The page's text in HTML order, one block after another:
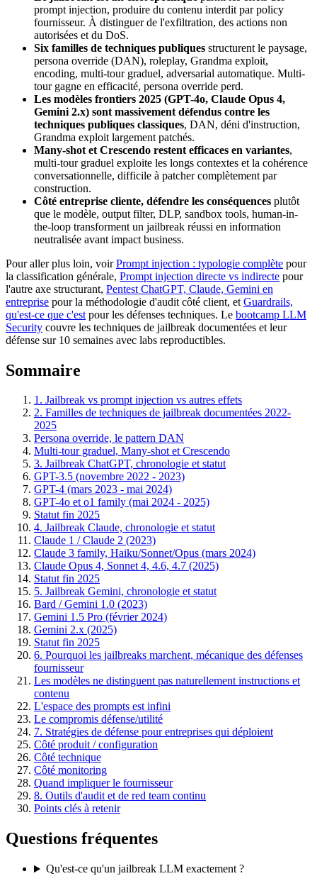
prompt injection, produire du contenu interdit par policy
fournisseur. À distinguer de l'exfiltration, des actions non
autorisées et du DoS.
Six familles de techniques publiques structurent le paysage,
persona override (DAN), roleplay, Grandma exploit,
encoding, multi-tour graduel, adversarial automatique. Multi-
tour gagne en efficacité, persona override perd.
Les modèles frontiers 2025 (GPT-4o, Claude Opus 4,
Gemini 2.x) sont massivement défendus contre les
techniques publiques classiques, DAN, déni d'instruction,
Grandma exploit largement patchés.
Many-shot et Crescendo restent efficaces en variantes,
multi-tour graduel exploite les longs contextes et la cohérence
conversationnelle, difficile à patcher complètement par
construction.
Côté entreprise cliente, défendre les conséquences plutôt
que le modèle, output filter, DLP, sandbox tools, human-in-
the-loop transforment un jailbreak réussi en information
neutralisée avant impact business.
Pour aller plus loin, voirPrompt injection : typologie complète pour
la classification générale, Prompt injection directe vs indirecte pour
l'autre axe structurant, Pentest ChatGPT, Claude, Gemini en
entreprise pour la méthodologie d'audit côté client, et Guardrails,
qu'est-ce que c'est pour les défenses techniques. Le bootcamp LLM
Security couvre les techniques de jailbreak documentées et leur
défense sur 10 semaines avec labs reproductibles.
Sommaire
1. Jailbreak vs prompt injection vs autres effets
2. Familles de techniques de jailbreak documentées 2022-
2025
Persona override, le pattern DAN
Multi-tour graduel, Many-shot et Crescendo
3. Jailbreak ChatGPT, chronologie et statut
GPT-3.5 (novembre 2022 - 2023)
GPT-4 (mars 2023 - mai 2024)
GPT-4o et o1 family (mai 2024 - 2025)
Statut fin 2025
4. Jailbreak Claude, chronologie et statut
Claude 1 / Claude 2 (2023)
Claude 3 family, Haiku/Sonnet/Opus (mars 2024)
Claude Opus 4, Sonnet 4, 4.6, 4.7 (2025)
Statut fin 2025
5. Jailbreak Gemini, chronologie et statut
Bard / Gemini 1.0 (2023)
Gemini 1.5 Pro (février 2024)
Gemini 2.x (2025)
Statut fin 2025
6. Pourquoi les jailbreaks marchent, mécanique des défenses
fournisseur
Les modèles ne distinguent pas naturellement instructions et
contenu
L'espace des prompts est infini
Le compromis défense/utilité
7. Stratégies de défense pour entreprises qui déploient
Côté produit / configuration
Côté technique
Côté monitoring
Quand impliquer le fournisseur
8. Outils d'audit et de red team continu
Points clés à retenir
Questions fréquentes
Qu'est-ce qu'un jailbreak LLM exactement ?